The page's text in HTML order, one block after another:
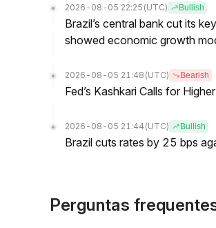
2026-08-05 22:25 (UTC) Bullish
Brazil’s central bank cut its
showed economic growth
2026-08-05 21:48 (UTC) Bearish
Fed’s Kashkari Calls for
2026-08-05 21:44 (UTC) Bullish
Brazil cuts rates by 25 bps
Perguntas